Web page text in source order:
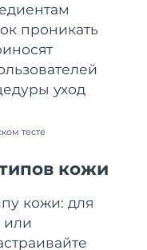
проникать
уход
тесте
кожи
кожи: для
или
дата доставки
8/9/26
дата доставки
дата доставки
дата доставки